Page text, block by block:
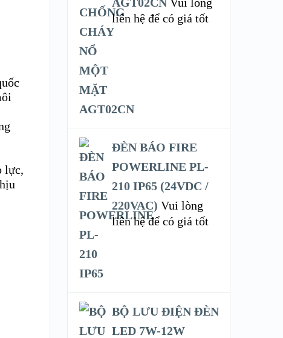
lực,
liên hệ để có giá tốt
ĐÈN BÁO FIRE
POWERLINE PL-
210 IP65 (24VDC /
220VAC) Vui lòng
liên hệ để có giá tốt
BỘ LƯU ĐIỆN ĐÈN
LED 7W-12W